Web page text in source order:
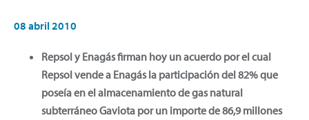
08 abril 2010
Repsol y Enagás firman hoy un acuerdo por el cual
Repsol vende a Enagás la participación del 82% que
poseía en el almacenamiento de gas natural
subterráneo Gaviota por un importe de 86,9 millones